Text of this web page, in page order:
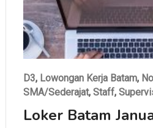
D3, Lowongan Kerja Batam,
SMA/Sederajat, Staff,
Loker Batam